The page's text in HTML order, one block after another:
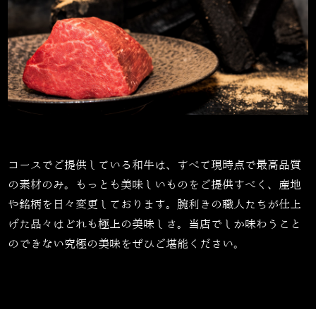
コースでご提供している和牛は、すべて現時点で最高品質
の素材のみ。もっとも美味しいものをご提供すべく、産地
や銘柄を日々変更しております。腕利きの職人たちが仕上
げた品々はどれも極上の美味しさ。当店でしか味わうこと
のできない究極の美味をぜひご堪能ください。